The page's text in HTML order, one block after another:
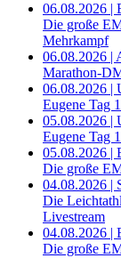
06.08.2026 |
Die große
Mehrkampf
06.08.2026 |
Marathon-
06.08.2026 |
Eugene Tag
05.08.2026 |
Eugene Tag
05.08.2026 |
Die große
04.08.2026 |
Die
Livestream
04.08.2026 |
Die große